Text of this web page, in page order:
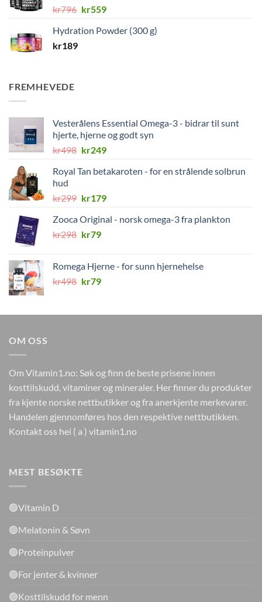
kr796 Opprinnelig
var:
kr559Nåværende
er:
Hydration Powder (300 g)
kr189
FREMHEVEDE
Vesterålens Essential Omega-3 - bidrar til sunt
hjerte, hjerne og godt syn
kr498 Opprinnelig
var:
kr249Nåværende
er:
Royal Tan betakaroten - for en strålende solbrun
hud
kr299 Opprinnelig
var:
kr299.
kr179Nåværende
er:
Zooca Original - norsk omega-3 fra plankton
kr298 Opprinnelig
kr298.
kr79Nåværende
kr79.
Romega Hjerne - for sunn hjernehelse
kr498 Opprinnelig
kr498.
kr79Nåværende
kr79.
OM OSS
Om Vitamin1.no: Søk og finn de beste prisene innen
kosttilskudd, vitaminer og mineraler. Her finner du produkter
fra kjente norske nettbutikker og fra anerkjente merkevarer.
Handelen gjennomføres hos den respektive nettbutikken.
Kontakt oss hei ( a ) vitamin1.no
MEST BESØKTE
🟢Vitamin D
🟢Melatonin & Søvn
🟢Proteinpulver
🟢For jenter & kvinner
🟢Kosttilskudd for menn